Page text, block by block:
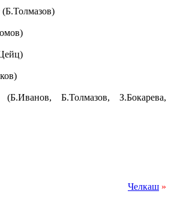
(Б.Толмазов)
Б.Толмазов, З.Бокарева,
Челкаш »